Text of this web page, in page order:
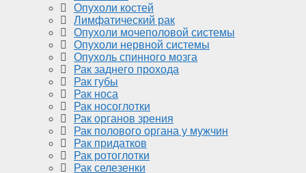
Опухоли костей
Лимфатический рак
Опухоли мочеполовой системы
Опухоли нервной системы
Опухоль спинного мозга
Рак заднего прохода
Рак губы
Рак носа
Рак носоглотки
Рак органов зрения
Рак полового органа у мужчин
Рак придатков
Рак ротоглотки
Рак селезенки